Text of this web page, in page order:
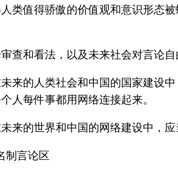
类值得骄傲的价值观和意识形态
查和看法，以及未来社会对言论自
来的人类社会和中国的国家建设
人每件事都用网络连接起来。
来的世界和中国的网络建设中，
制言论区